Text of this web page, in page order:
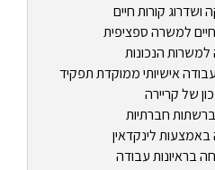
ושדרוג קורות חיים
למשרה ספציפית
למשרות הנכונות
עבודה אישיותי ממוקדת תפקיד
של קריירה
ברשתות חברתיות
לינקדאין
בראיונות עבודה